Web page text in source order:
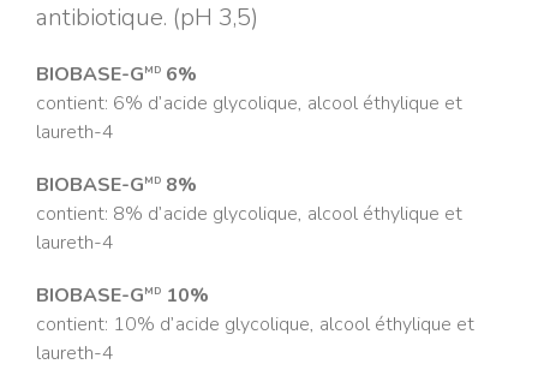
antibiotique. (pH 3,5)
BIOBASE-GMD 6%
contient: 6% d’acide glycolique, alcool éthylique et
laureth-4
BIOBASE-GMD 8%
contient: 8% d’acide glycolique, alcool éthylique et
laureth-4
BIOBASE-GMD 10%
contient: 10% d’acide glycolique, alcool éthylique et
laureth-4